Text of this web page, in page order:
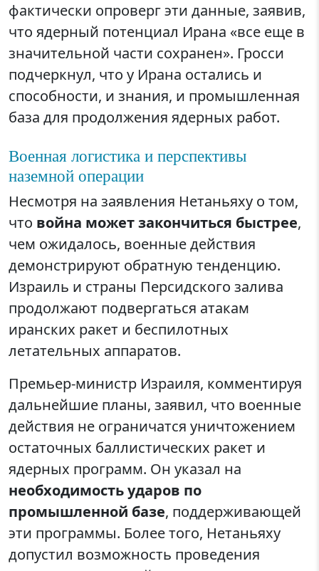
фактически опроверг эти данные, заявив,
что ядерный потенциал Ирана «все еще в
значительной части сохранен». Гросси
подчеркнул, что у Ирана остались и
способности, и знания, и промышленная
база для продолжения ядерных работ.
Военная логистика и перспективы
наземной операции
Несмотря на заявления Нетаньяху о том,
что война может закончиться быстрее,
чем ожидалось, военные действия
демонстрируют обратную тенденцию.
Израиль и страны Персидского залива
продолжают подвергаться атакам
иранских ракет и беспилотных
летательных аппаратов.
Премьер-министр Израиля, комментируя
дальнейшие планы, заявил, что военные
действия не ограничатся уничтожением
остаточных баллистических ракет и
ядерных программ. Он указал на
необходимость ударов по
промышленной базе, поддерживающей
эти программы. Более того, Нетаньяху
допустил возможность проведения